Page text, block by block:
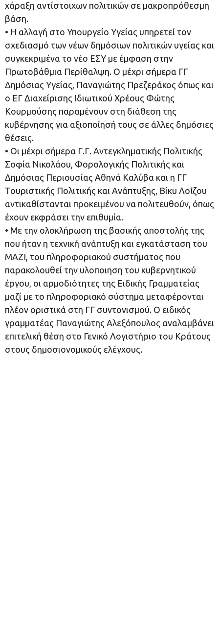
χάραξη αντίστοιχων πολιτικών σε μακροπρόθεσμη
βάση.
• Η αλλαγή στο Υπουργείο Υγείας υπηρετεί τον
σχεδιασμό των νέων δημόσιων πολιτικών υγείας και
συγκεκριμένα το νέο ΕΣΥ με έμφαση στην
Πρωτοβάθμια Περίθαλψη. Ο μέχρι σήμερα ΓΓ
Δημόσιας Υγείας, Παναγιώτης Πρεζεράκος όπως και
ο ΕΓ Διαχείρισης Ιδιωτικού Χρέους Φώτης
Κουρμούσης παραμένουν στη διάθεση της
κυβέρνησης για αξιοποίησή τους σε άλλες δημόσιες
θέσεις.
• Οι μέχρι σήμερα Γ.Γ. Αντεγκληματικής Πολιτικής
Σοφία Νικολάου, Φορολογικής Πολιτικής και
Δημόσιας Περιουσίας Αθηνά Καλύβα και η ΓΓ
Τουριστικής Πολιτικής και Ανάπτυξης, Βίκυ Λοΐζου
αντικαθίστανται προκειμένου να πολιτευθούν, όπως
έχουν εκφράσει την επιθυμία.
• Με την ολοκλήρωση της βασικής αποστολής της
που ήταν η τεχνική ανάπτυξη και εγκατάσταση του
ΜΑΖΙ, του πληροφοριακού συστήματος που
παρακολουθεί την υλοποιηση του κυβερνητικού
έργου, οι αρμοδιότητες της Ειδικής Γραμματείας
μαζί με το πληροφοριακό σύστημα μεταφέρονται
πλέον οριστικά στη ΓΓ συντονισμού. Ο ειδικός
γραμματέας Παναγιώτης Αλεξόπουλος αναλαμβάνει
επιτελική θέση στο Γενικό Λογιστήριο του Κράτους
στους δημοσιονομικούς ελέγχους.